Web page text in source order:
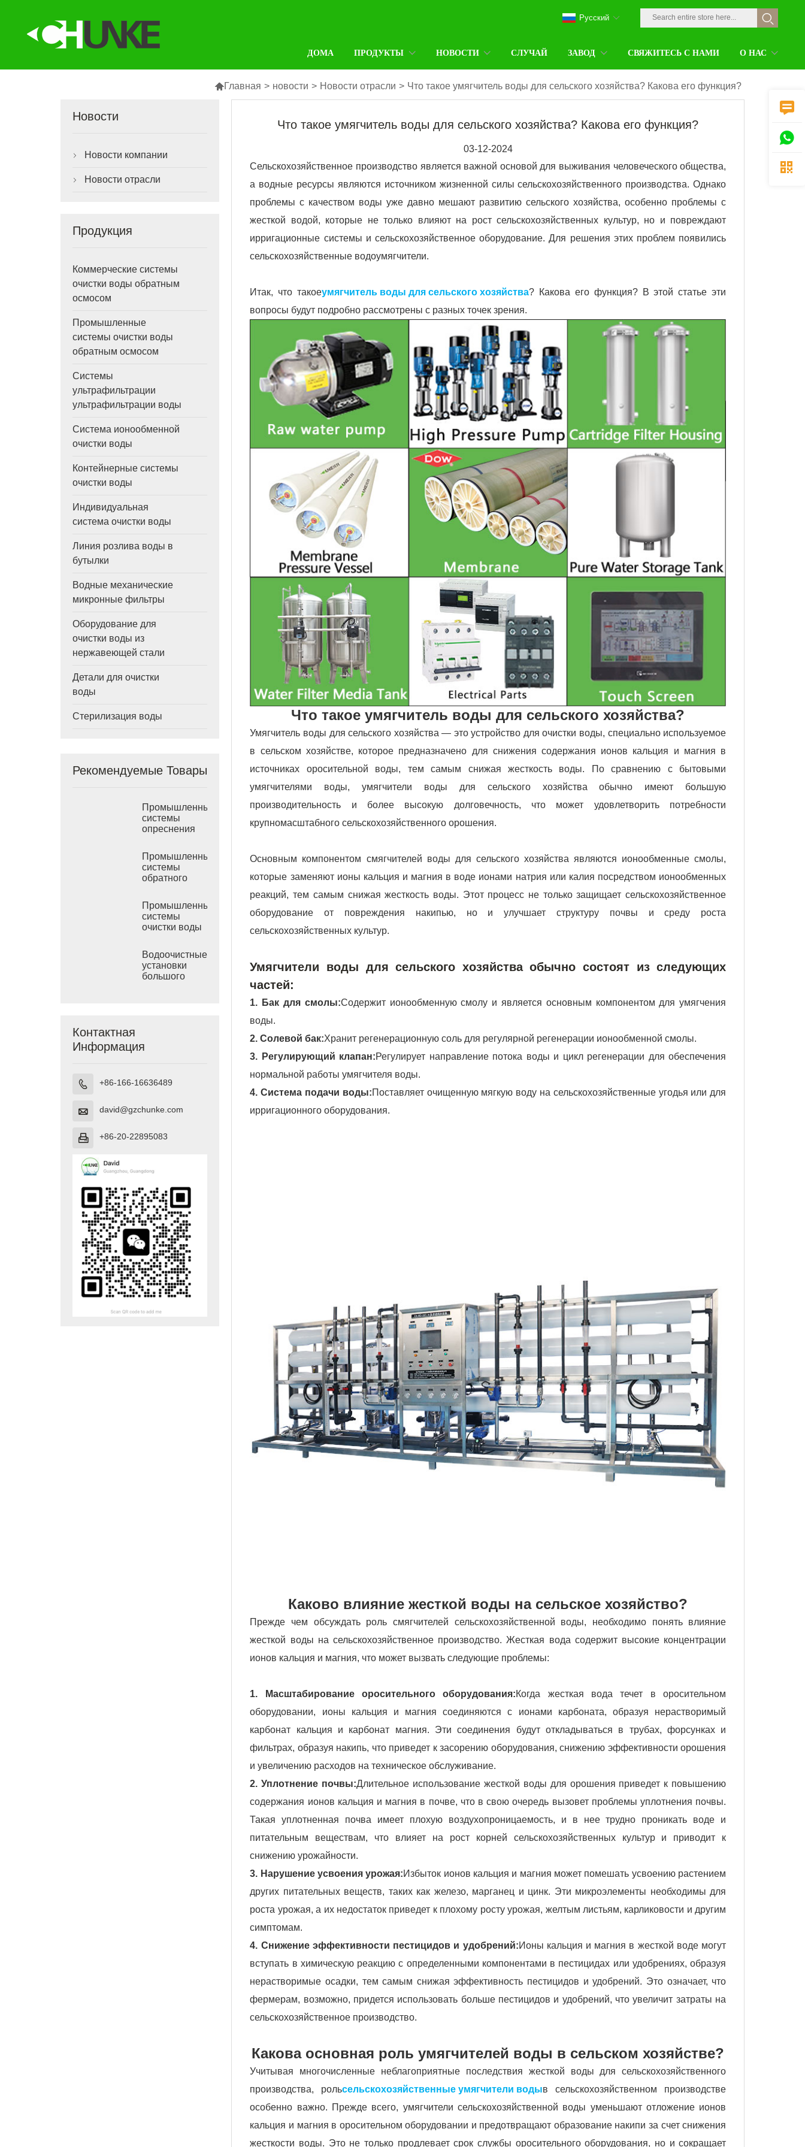
ДОМА ПРОДУКТЫ НОВОСТИ СЛУЧАЙ ЗАВОД СВЯЖИТЕСЬ С НАМИ О НАС
Pусский
Главная > новости > Новости отрасли > Что такое умягчитель воды для сельского хозяйства? Какова его функция?
Новости
 Новости компании
 Новости отрасли
Продукция
Коммерческие системы
очистки воды обратным
осмосом
Промышленные
системы очистки воды
обратным осмосом
Системы
ультрафильтрации
ультрафильтрации воды
Система ионообменной
очистки воды
Контейнерные системы
очистки воды
Индивидуальная
система очистки воды
Линия розлива воды в
бутылки
Водные механические
микронные фильтры
Оборудование для
очистки воды из
нержавеющей стали
Детали для очистки
воды
Стерилизация воды
Рекомендуемые Товары
Промышленные
системы
опреснения
РО
Промышленные
системы
обратного
солоноватой
воды
Промышленные
системы
очистки воды
осмосом
Водоочистные
установки
большого
Контактная
Информация
 +86-166-16636489
 david@gzchunke.com
 +86-20-22895083
Что такое умягчитель воды для сельского хозяйства? Какова его функция?
03-12-2024
Сельскохозяйственное производство является важной основой для выживания человеческого общества,
а водные ресурсы являются источником жизненной силы сельскохозяйственного производства. Однако
проблемы с качеством воды уже давно мешают развитию сельского хозяйства, особенно проблемы с
жесткой водой, которые не только влияют на рост сельскохозяйственных культур, но и повреждают
ирригационные системы и сельскохозяйственное оборудование. Для решения этих проблем появились
сельскохозяйственные водоумягчители.
Итак, что такоеумягчитель воды для сельского хозяйства? Какова его функция? В этой статье эти
вопросы будут подробно рассмотрены с разных точек зрения.
Что такое умягчитель воды для сельского хозяйства?
Умягчитель воды для сельского хозяйства — это устройство для очистки воды, специально используемое
в сельском хозяйстве, которое предназначено для снижения содержания ионов кальция и магния в
источниках оросительной воды, тем самым снижая жесткость воды. По сравнению с бытовыми
умягчителями воды, умягчители воды для сельского хозяйства обычно имеют большую
производительность и более высокую долговечность, что может удовлетворить потребности
крупномасштабного сельскохозяйственного орошения.
Основным компонентом смягчителей воды для сельского хозяйства являются ионообменные смолы,
которые заменяют ионы кальция и магния в воде ионами натрия или калия посредством ионообменных
реакций, тем самым снижая жесткость воды. Этот процесс не только защищает сельскохозяйственное
оборудование от повреждения накипью, но и улучшает структуру почвы и среду роста
сельскохозяйственных культур.
Умягчители воды для сельского хозяйства обычно состоят из следующих
частей:
1. Бак для смолы:Содержит ионообменную смолу и является основным компонентом для умягчения
воды.
2. Солевой бак:Хранит регенерационную соль для регулярной регенерации ионообменной смолы.
3. Регулирующий клапан:Регулирует направление потока воды и цикл регенерации для обеспечения
нормальной работы умягчителя воды.
4. Система подачи воды:Поставляет очищенную мягкую воду на сельскохозяйственные угодья или для
ирригационного оборудования.
Каково влияние жесткой воды на сельское хозяйство?
Прежде чем обсуждать роль смягчителей сельскохозяйственной воды, необходимо понять влияние
жесткой воды на сельскохозяйственное производство. Жесткая вода содержит высокие концентрации
ионов кальция и магния, что может вызвать следующие проблемы:
1. Масштабирование оросительного оборудования:Когда жесткая вода течет в оросительном
оборудовании, ионы кальция и магния соединяются с ионами карбоната, образуя нерастворимый
карбонат кальция и карбонат магния. Эти соединения будут откладываться в трубах, форсунках и
фильтрах, образуя накипь, что приведет к засорению оборудования, снижению эффективности орошения
и увеличению расходов на техническое обслуживание.
2. Уплотнение почвы:Длительное использование жесткой воды для орошения приведет к повышению
содержания ионов кальция и магния в почве, что в свою очередь вызовет проблемы уплотнения почвы.
Такая уплотненная почва имеет плохую воздухопроницаемость, и в нее трудно проникать воде и
питательным веществам, что влияет на рост корней сельскохозяйственных культур и приводит к
снижению урожайности.
3. Нарушение усвоения урожая:Избыток ионов кальция и магния может помешать усвоению растением
других питательных веществ, таких как железо, марганец и цинк. Эти микроэлементы необходимы для
роста урожая, а их недостаток приведет к плохому росту урожая, желтым листьям, карликовости и другим
симптомам.
4. Снижение эффективности пестицидов и удобрений:Ионы кальция и магния в жесткой воде могут
вступать в химическую реакцию с определенными компонентами в пестицидах или удобрениях, образуя
нерастворимые осадки, тем самым снижая эффективность пестицидов и удобрений. Это означает, что
фермерам, возможно, придется использовать больше пестицидов и удобрений, что увеличит затраты на
сельскохозяйственное производство.
Какова основная роль умягчителей воды в сельском хозяйстве?
Учитывая многочисленные неблагоприятные последствия жесткой воды для сельскохозяйственного
производства, рольсельскохозяйственные умягчители водыв сельскохозяйственном производстве
особенно важно. Прежде всего, умягчители сельскохозяйственной воды уменьшают отложение ионов
кальция и магния в оросительном оборудовании и предотвращают образование накипи за счет снижения
жесткости воды. Это не только продлевает срок службы оросительного оборудования, но и сокращает


